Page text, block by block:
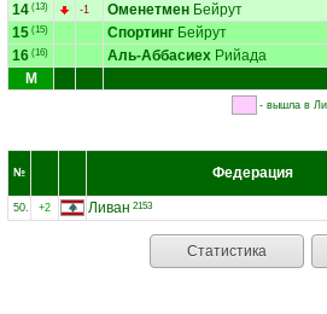
14 (13) -1 Оменетмен Бейрут
15 (15) Спортинг Бейрут
16 (16) Аль-Аббасиех Рийада
М
- вышла в
№ Федерация
50. +2 Ливан 2153
Статистика